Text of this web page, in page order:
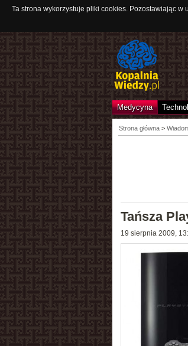
Ta strona wykorzystuje pliki cookies. Pozostawiając
Medycyna
Strona główna>
Tańsza
19 sierpnia 2009,